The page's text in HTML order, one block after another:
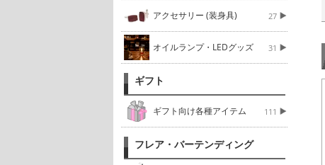
アクセサリー (装身具) 27
オイルランプ・LEDグッズ 31
ギフト
ギフト向け各種アイテム 111
フレア・バーテンディング